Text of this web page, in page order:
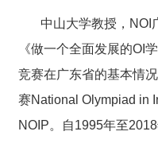
中山大学教授，NOI
《做一个全面发展的OI
竞赛在广东省的基本情
赛National Olympiad in
NOIP。自1995年至